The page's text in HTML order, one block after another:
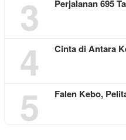
3 Perjalanan 695
4 Cinta di Antara
5 Falen Kebo,